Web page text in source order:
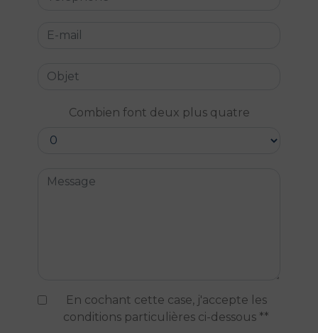
Combien font deux plus quatre
En cochant cette case, j'accepte les
conditions particulières ci-dessous **